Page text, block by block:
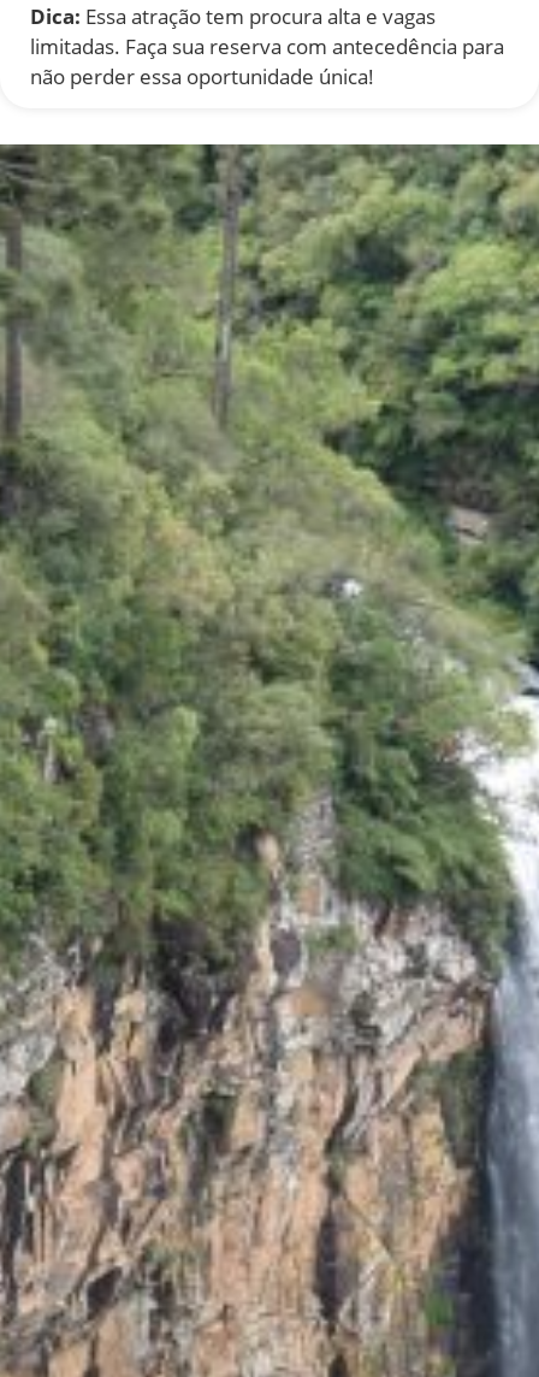
Dica: Essa atração tem procura alta e vagas
limitadas. Faça sua reserva com antecedência para
não perder essa oportunidade única!